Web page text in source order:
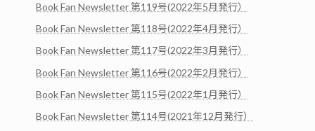
Book Fan Newsletter 第119号(2022年5月発行）
Book Fan Newsletter 第118号(2022年4月発行）
Book Fan Newsletter 第117号(2022年3月発行）
Book Fan Newsletter 第116号(2022年2月発行）
Book Fan Newsletter 第115号(2022年1月発行）
Book Fan Newsletter 第114号(2021年12月発行）